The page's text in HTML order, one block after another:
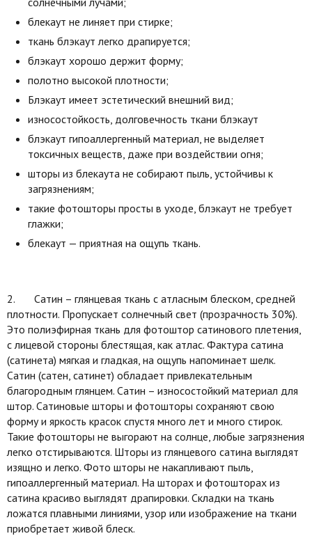
блекаут не линяет при стирке;
ткань блэкаут легко драпируется;
блэкаут хорошо держит форму;
полотно высокой плотности;
Блэкаут имеет эстетический внешний вид;
износостойкость, долговечность ткани блэкаут
блэкаут гипоаллергенный материал, не выделяет
токсичных веществ, даже при воздействии огня;
шторы из блекаута не собирают пыль, устойчивы к
загрязнениям;
такие фотошторы просты в уходе, блэкаут не требует
глажки;
блекаут — приятная на ощупь ткань.
2. Сатин – глянцевая ткань с атласным блеском, средней
плотности. Пропускает солнечный свет (прозрачность 30%).
Это полиэфирная ткань для фотоштор сатинового плетения,
с лицевой стороны блестящая, как атлас. Фактура сатина
(сатинета) мягкая и гладкая, на ощупь напоминает шелк.
Сатин (сатен, сатинет) обладает привлекательным
благородным глянцем. Сатин – износостойкий материал для
штор. Сатиновые шторы и фотошторы сохраняют свою
форму и яркость красок спустя много лет и много стирок.
Такие фотошторы не выгорают на солнце, любые загрязнения
легко отстирываются. Шторы из глянцевого сатина выглядят
изящно и легко. Фото шторы не накапливают пыль,
гипоаллергенный материал. На шторах и фотошторах из
сатина красиво выглядят драпировки. Складки на ткань
ложатся плавными линиями, узор или изображение на ткани
приобретает живой блеск.